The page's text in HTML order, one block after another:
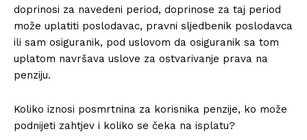
doprinosi za navedeni period, doprinose za taj period
može uplatiti poslodavac, pravni sljedbenik poslodavca
ili sam osiguranik, pod uslovom da osiguranik sa tom
uplatom navršava uslove za ostvarivanje prava na
penziju.
Koliko iznosi posmrtnina za korisnika penzije, ko može
podnijeti zahtjev i koliko se čeka na isplatu?